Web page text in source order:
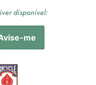
disponível:
me